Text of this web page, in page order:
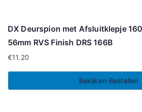
DX Deurspion met Afsluitklepje
56mm RVS Finish DRS 166B
€11.20
Bekijken-Bestellen